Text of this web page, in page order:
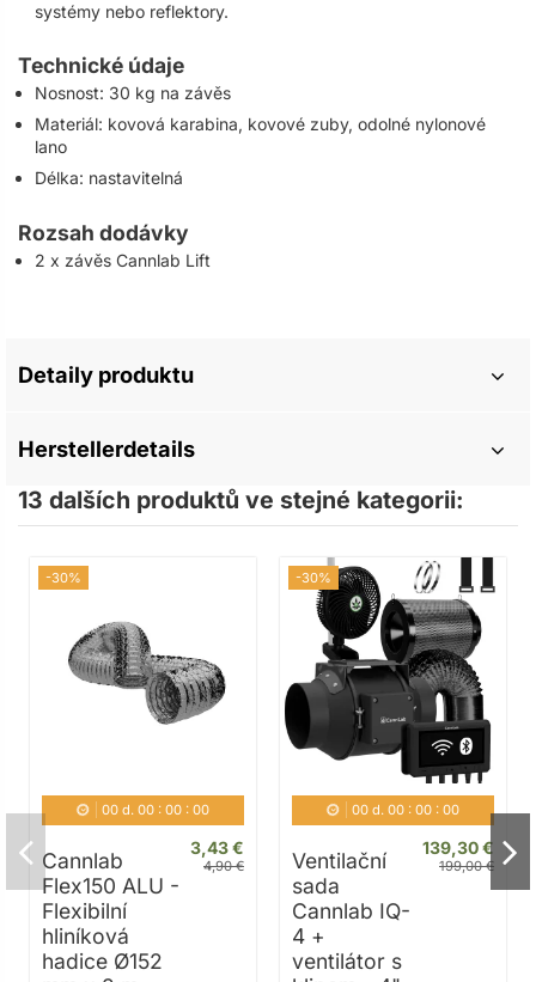
systémy nebo reflektory.
Technické údaje
Nosnost: 30 kg na závěs
Materiál: kovová karabina, kovové zuby, odolné nylonové
lano
Délka: nastavitelná
Rozsah dodávky
2 x závěs Cannlab Lift
Detaily produktu
Herstellerdetails
13 dalších produktů ve stejné kategorii:
-30%
00d. 00: 00: 00
Cannlab
Flex150 ALU -
Flexibilní
hliníková
hadice Ø152
3,43 €
4,90 €
-30%
00d. 00: 00: 00
Ventilační
sada
Cannlab IQ-
4 +
ventilátor s
139,30 €
199,00 €